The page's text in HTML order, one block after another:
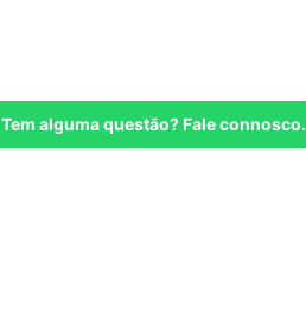
Tem alguma questão? Fale connosco.